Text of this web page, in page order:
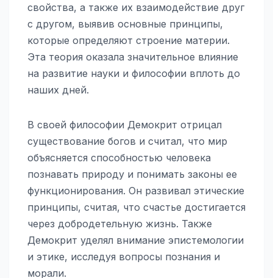
свойства, а также их взаимодействие друг
с другом, выявив основные принципы,
которые определяют строение материи.
Эта теория оказала значительное влияние
на развитие науки и философии вплоть до
наших дней.
В своей философии Демокрит отрицал
существование богов и считал, что мир
объясняется способностью человека
познавать природу и понимать законы ее
функционирования. Он развивал этические
принципы, считая, что счастье достигается
через добродетельную жизнь. Также
Демокрит уделял внимание эпистемологии
и этике, исследуя вопросы познания и
морали.